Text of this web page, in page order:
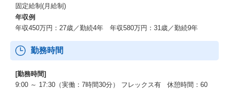
固定給制(月給制)
年収例
年収450万円：27歳／勤続4年 年収580万円：31歳／勤続9年
勤務時間
[勤務時間]
9:00 ～ 17:30（実働：7時間30分） フレックス有 休憩時間：60